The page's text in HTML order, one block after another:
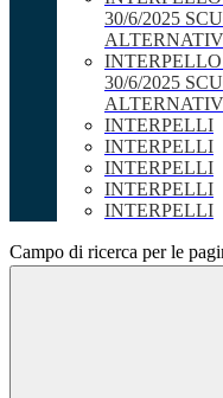
30/6/2025
30/6/2025
INTERPELLI
INTERPELLI
INTERPELLI
INTERPELLI
INTERPELLI
Campo di ricerca per le